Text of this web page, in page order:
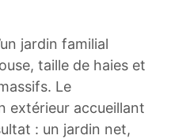
jardin familial
taille de haies et
Le
extérieur accueillant
: un jardin net,